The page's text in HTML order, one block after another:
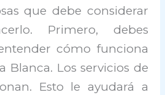
que debe considerar
Primero, debes
cómo funciona
Blanca. Los servicios de
Esto le ayudará a